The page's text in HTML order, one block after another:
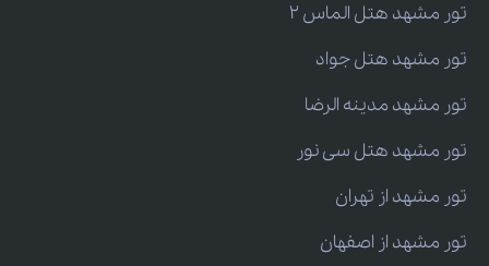
تور مشهد هتل الماس 2
تور مشهد هتل جواد
تور مشهد مدینه الرضا
تور مشهد هتل سی نور
تور مشهد از تهران
تور مشهد از اصفهان